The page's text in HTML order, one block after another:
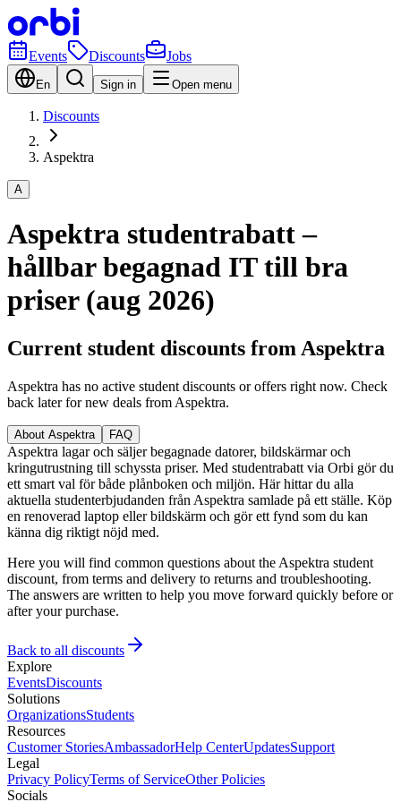
Events Discounts Jobs
En Sign in Open menu
Discounts
Aspektra
A
Aspektra studentrabatt –
hållbar begagnad IT till bra
priser (aug 2026)
Current student discounts from Aspektra
Aspektra has no active student discounts or offers right now. Check
back later for new deals from Aspektra.
About Aspektra FAQ
Aspektra lagar och säljer begagnade datorer, bildskärmar och
kringutrustning till schyssta priser. Med studentrabatt via Orbi gör du
ett smart val för både plånboken och miljön. Här hittar du alla
aktuella studenterbjudanden från Aspektra samlade på ett ställe. Köp
en renoverad laptop eller bildskärm och gör ett fynd som du kan
känna dig riktigt nöjd med.
Here you will find common questions about the Aspektra student
discount, from terms and delivery to returns and troubleshooting.
The answers are written to help you move forward quickly before or
after your purchase.
Back to all discounts
Explore
EventsDiscounts
Solutions
OrganizationsStudents
Resources
Customer StoriesAmbassadorHelp CenterUpdatesSupport
Legal
Privacy PolicyTerms of ServiceOther Policies
Socials